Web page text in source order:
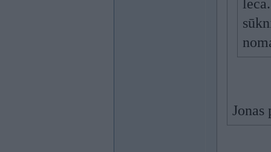
Jonas